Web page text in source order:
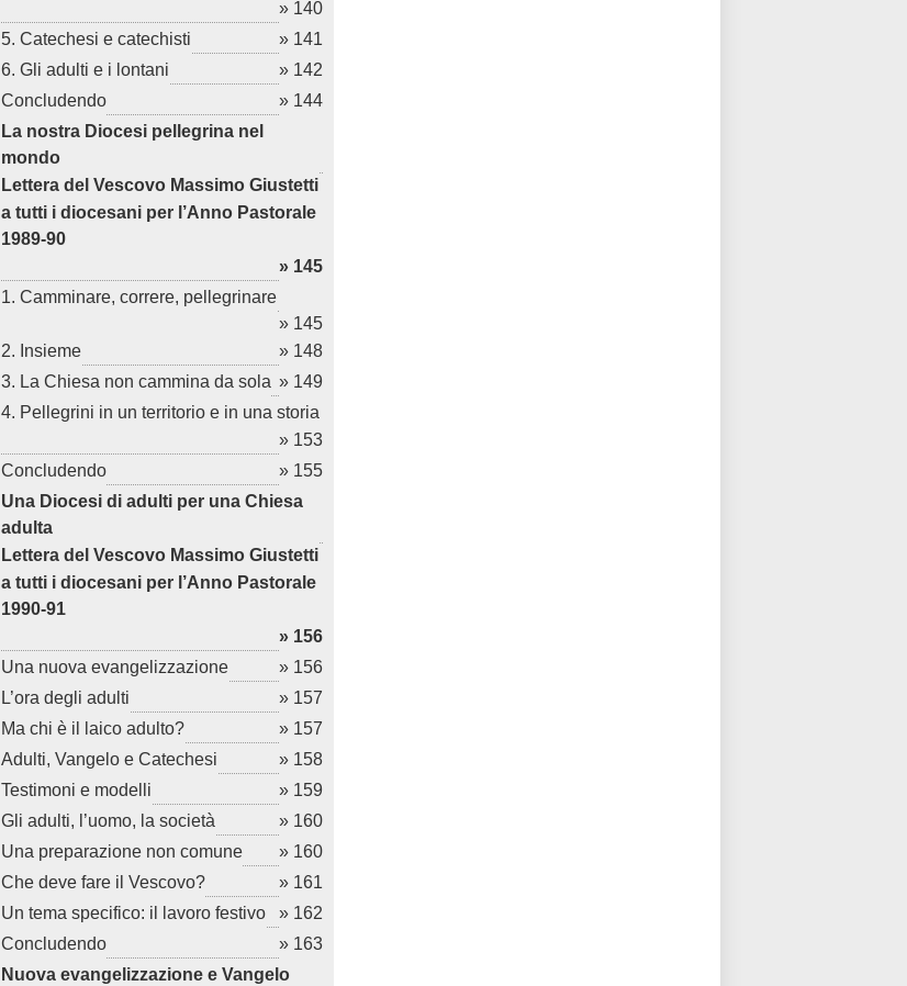
» 140
5. Catechesi e catechisti
» 141
6. Gli adulti e i lontani
» 142
Concludendo
» 144
La nostra Diocesi pellegrina nel
mondo
Lettera del Vescovo Massimo Giustetti
a tutti i diocesani per l’Anno Pastorale
1989-90
» 145
1. Camminare, correre, pellegrinare
» 145
2. Insieme
» 148
3. La Chiesa non cammina da sola » 149
4. Pellegrini in un territorio e in una storia
» 153
Concludendo
» 155
Una Diocesi di adulti per una Chiesa
adulta
Lettera del Vescovo Massimo Giustetti
a tutti i diocesani per l’Anno Pastorale
1990-91
» 156
Una nuova evangelizzazione
» 156
L’ora degli adulti
» 157
Ma chi è il laico adulto?
» 157
Adulti, Vangelo e Catechesi
» 158
Testimoni e modelli
» 159
Gli adulti, l’uomo, la società
» 160
Una preparazione non comune
» 160
Che deve fare il Vescovo?
» 161
Un tema specifico: il lavoro festivo
» 162
Concludendo
» 163
Nuova evangelizzazione e Vangelo